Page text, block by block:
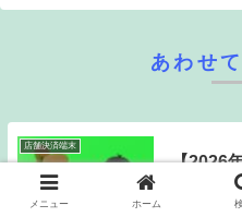
あわせ
店舗決済端末
【2026
使えな
メニュー ホーム